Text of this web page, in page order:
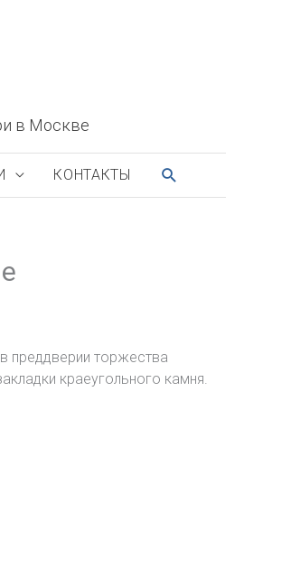
в Москве
КОНТАКТЫ ПОИСК
преддверии торжества
краеугольного камня.